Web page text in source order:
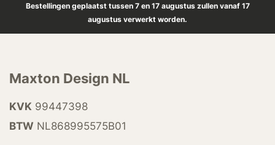
Bestellingen geplaatst tussen 7 en 17 augustus zullen vanaf 17
augustus verwerkt worden.
Maxton Design NL
KVK 99447398
BTW NL868995575B01